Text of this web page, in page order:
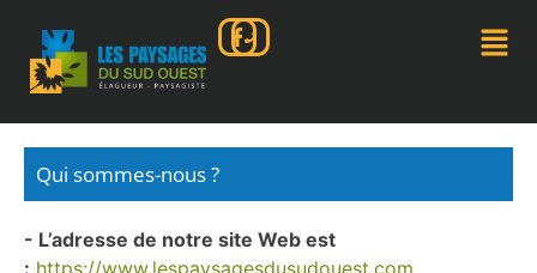
Qui sommes-nous ?
- L’adresse de notre site Web est
: https://www.lespaysagesdusudouest.com